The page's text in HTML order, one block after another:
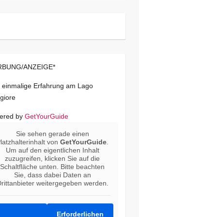
ANZEIGE*
einmalige Erfahrung am Lago
by GetYourGuide
Sie sehen gerade einen
vonGetYourGuide
Um auf den eigentlichen Inhalt
zuzugreifen, klicken Sie auf die
Schaltfläche unten. Bitte beachten
Sie, dass dabei Daten an
weitergegeben werden.
Erforderlichen